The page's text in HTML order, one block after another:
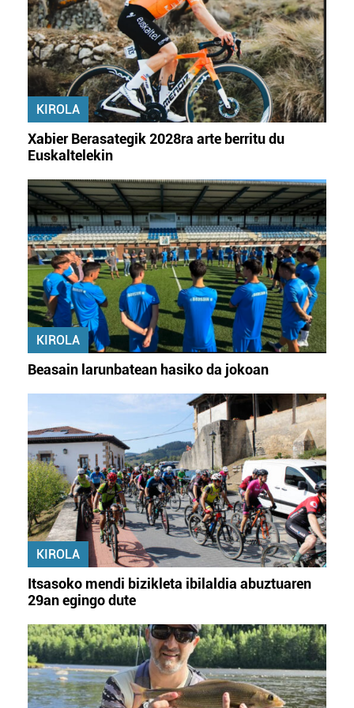
zerbitzuak hobetzeko asmoz, cookie teknologiaz
baliatzen gara. Ohar hau onartuz gero, teknologia hori
erabiltzeko baimen esplizitua ematen diguzu.Gehiago
irakurri
KIROLA
Xabier Berasategik 2028ra arte berritu du
Euskaltelekin
KIROLA
Beasain larunbatean hasiko da jokoan
KIROLA
Itsasoko mendi bizikleta ibilaldia abuztuaren
29an egingo dute